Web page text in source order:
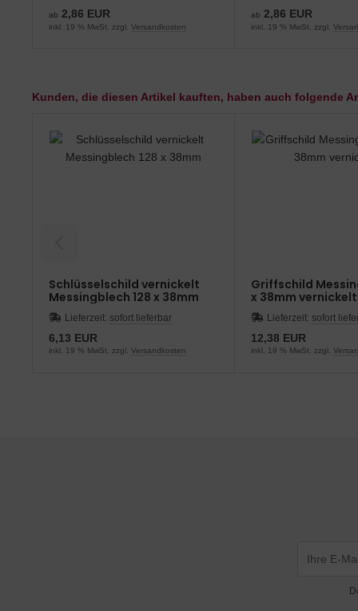
ab 2,86 EUR
inkl. 19 % MwSt. zzgl. Versandkosten
ab 2,86 EUR
inkl. 19 % MwSt. zzgl.
Kunden, die diesen Artikel kauften, haben auch folgende
Schlüsselschild vernickelt
Messingblech 128 x 38mm
Lieferzeit: sofort lieferbar
6,13 EUR
inkl. 19 % MwSt. zzgl. Versandkosten
Griffschild
x 38mm vernickelt
Lieferzeit: sofort
12,38 EUR
inkl. 19 % MwSt. zzgl.